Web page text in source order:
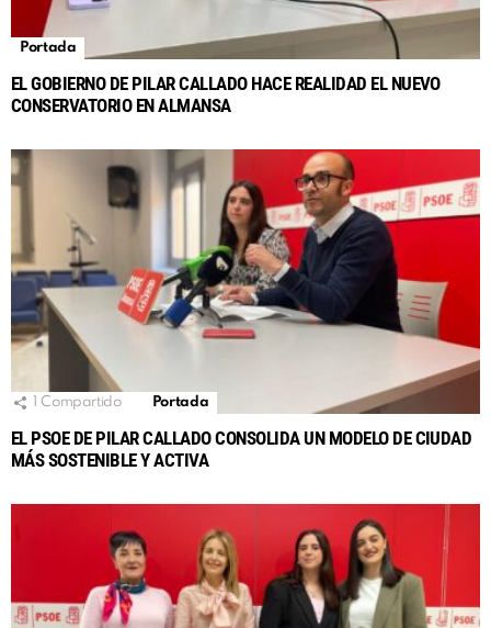
Portada
EL GOBIERNO DE PILAR CALLADO HACE REALIDAD EL NUEVO
CONSERVATORIO EN ALMANSA
Compartido Portada
EL PSOE DE PILAR CALLADO CONSOLIDA UN MODELO DE CIUDAD
MÁS SOSTENIBLE Y ACTIVA